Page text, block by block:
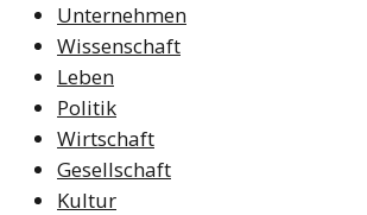
Unternehmen
Wissenschaft
Leben
Politik
Wirtschaft
Gesellschaft
Kultur